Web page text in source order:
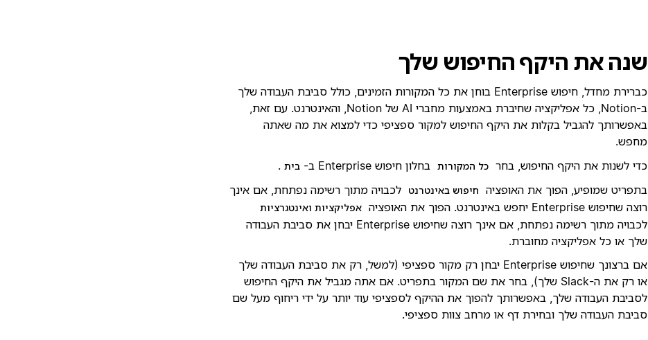
שנה את היקף החיפוש שלך
כברירת מחדל, חיפוש Enterprise בוחן את כל המקורות הזמינים, כולל סביבת העבודה שלך
ב-Notion, כל אפליקציה שחיברת באמצעות מחברי AI של Notion, והאינטרנט. עם זאת,
באפשרותך להגביל בקלות את היקף החיפוש למקור ספציפי כדי למצוא את מה שאתה
מחפש.
כדי לשנות את היקף החיפוש, בחר כל המקורות בחלון חיפוש Enterprise ב- בית .
בתפריט שמופיע, הפוך את האופציה
חיפוש באינטרנט
לכבויה מתוך רשימה נפתחת, אם אינך
רוצה שחיפוש Enterprise יחפש באינטרנט. הפוך את האופציה
אפליקציות ואינטגרציות
לכבויה מתוך רשימה נפתחת, אם אינך רוצה שחיפוש Enterprise יבחן את סביבת העבודה
שלך או כל אפליקציה מחוברת.
אם ברצונך שחיפוש Enterprise יבחן רק מקור ספציפי (למשל, רק את סביבת העבודה שלך
או רק את ה-Slack שלך), בחר את שם המקור בתפריט. אם אתה מגביל את היקף החיפוש
לסביבת העבודה שלך, באפשרותך להפוך את ההיקף לספציפי עוד יותר על ידי ריחוף מעל שם
סביבת העבודה שלך ובחירת דף או מרחב צוות ספציפי.